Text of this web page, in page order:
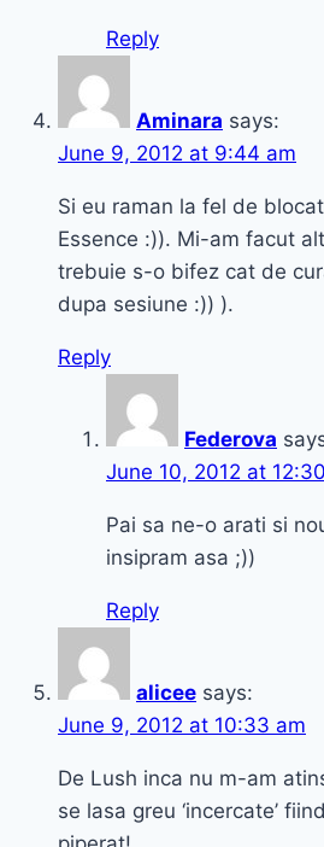
Reply
Aminara says:
June 9, 2012 at 9:44 am
Si eu raman la fel de
Essence :)). Mi-am facut
trebuie s-o bifez cat de
dupa sesiune :)) ).
Reply
Federova
June 10, 2012 at
Pai sa ne-o arati si
insipram asa ;))
Reply
alicee says:
June 9, 2012 at 10:33 am
De Lush inca nu m-am
se lasa greu ‘incercate’